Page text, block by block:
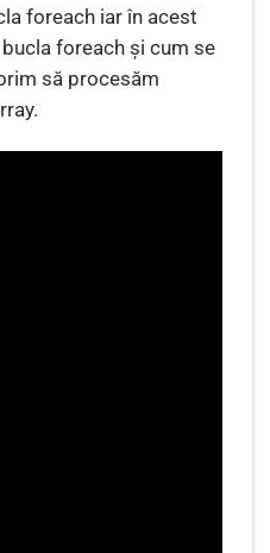
foreach iar în acest
foreach și cum se
să procesăm